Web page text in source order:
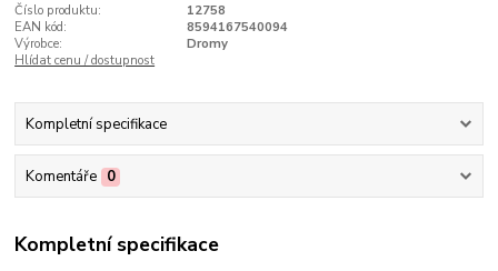
Číslo produktu:
12758
EAN kód:
8594167540094
Výrobce:
Dromy
Hlídat cenu / dostupnost
Kompletní specifikace
Komentáře 0
Kompletní specifikace